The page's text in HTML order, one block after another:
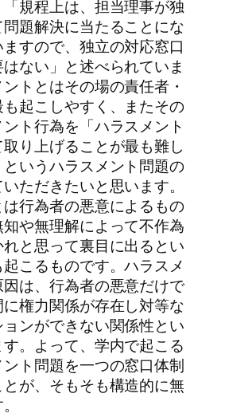
規程上は、担当理事が独
題解決に当たることにな
すので、独立の対応窓口
ない」と述べられていま
トとはその場の責任者・
起こしやすく、またその
ト行為を「ハラスメント
り上げることが最も難し
いうハラスメント問題の
ただきたいと思います。
行為者の悪意によるもの
や無理解によって不作為
と思って裏目に出るとい
こるものです。ハラスメ
は、行為者の悪意だけで
権力関係が存在し対等な
ンができない関係性とい
。よって、学内で起こる
ト問題を一つの窓口体制
が、そもそも構造的に無